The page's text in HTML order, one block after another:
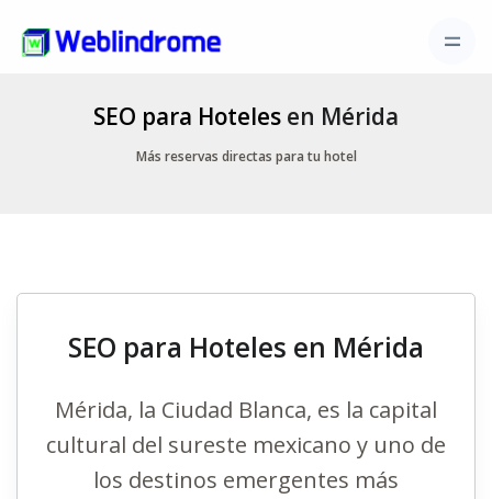
SEO para Hoteles en Mérida
Más reservas directas para tu hotel
SEO para Hoteles en Mérida
Mérida, la Ciudad Blanca, es la capital
cultural del sureste mexicano y uno de
los destinos emergentes más